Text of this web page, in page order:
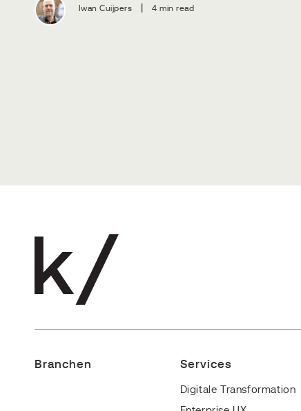
Iwan Cuijpers 4 min read
Branchen Services
Digitale Transformation